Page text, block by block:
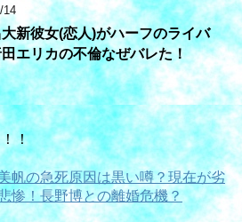
14
新彼女(恋人)がハーフのライバ
エリカの不倫なぜバレた！
！
帆の急死原因は黒い噂？現在が劣
惨！長野博との離婚危機？